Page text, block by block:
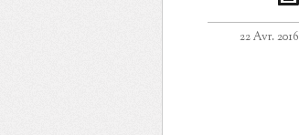
22 Avr. 2016